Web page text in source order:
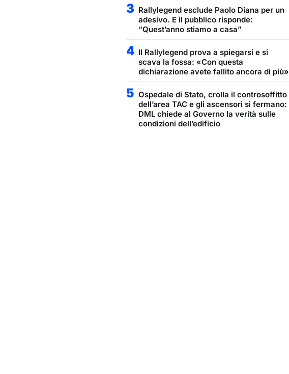
3 Rallylegend esclude Paolo Diana per un
adesivo. E il pubblico risponde:
“Quest’anno stiamo a casa”
4 Il Rallylegend prova a spiegarsi e si
scava la fossa: «Con questa
dichiarazione avete fallito ancora di più»
5 Ospedale di Stato, crolla il controsoffitto
dell’area TAC e gli ascensori si fermano:
DML chiede al Governo la verità sulle
condizioni dell’edificio